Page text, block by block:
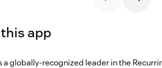
app
a globally-recognized leader in the